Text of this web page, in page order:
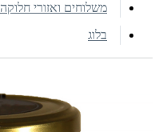
משלוחים ואזורי חלוקה
בלוג